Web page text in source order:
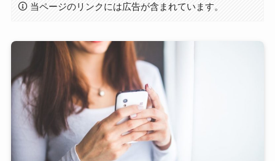
当ページのリンクには広告が含まれています。